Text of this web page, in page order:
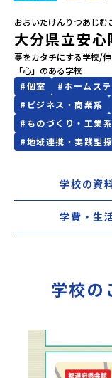
おおいたけんりつあじむ
大分県立安
夢をカタチにする学校/
「心」のある学校
#個室 #ホームス
# ビジネス・商業系
# ものづくり・工業系
#地域連携・実践型
学校の資
学費・生
学校の